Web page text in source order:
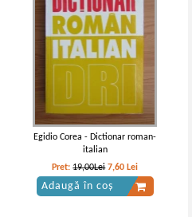
Egidio Corea - Dictionar roman-
italian
Pret:19,00Lei 7,60 Lei
Adaugă în coș